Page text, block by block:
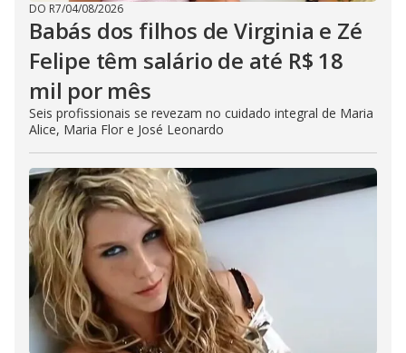
DO R7/04/08/2026
Babás dos filhos de Virginia e Zé
Felipe têm salário de até R$ 18
mil por mês
Seis profissionais se revezam no cuidado integral de Maria
Alice, Maria Flor e José Leonardo